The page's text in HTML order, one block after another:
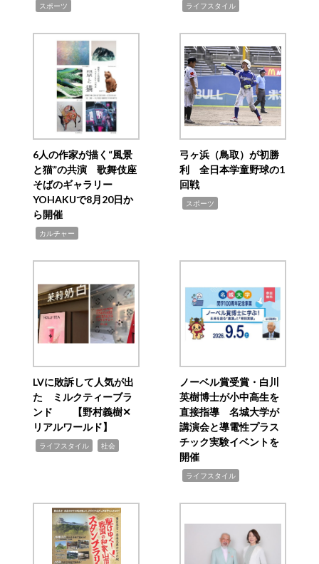
スポーツ ライフスタイル
6人の作家が描く“風景
と猫”の共演 歌舞伎座
そばのギャラリー
YOHAKUで8月20日か
ら開催
カルチャー
弓ヶ浜（鳥取）が初勝
利 全日本学童野球の1
回戦
スポーツ
LVに敗訴して人気が出
た ミルクティーブラ
ンド 【野村義樹✕
リアルワールド】
ライフスタイル 社会
ノーベル賞受賞・白川
英樹博士が小中高生を
直接指導 名城大学が
講演会と導電性プラス
チック実験イベントを
開催
ライフスタイル